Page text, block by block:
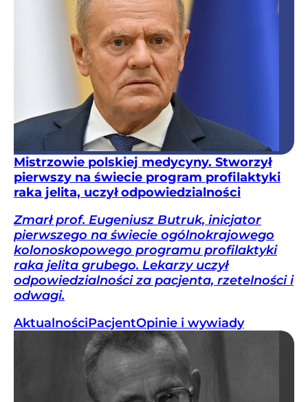
Mistrzowie polskiej medycyny. Stworzył
pierwszy na świecie program profilaktyki
raka jelita, uczył odpowiedzialności
Zmarł prof. Eugeniusz Butruk, inicjator
pierwszego na świecie ogólnokrajowego
kolonoskopowego programu profilaktyki
raka jelita grubego. Lekarzy uczył
odpowiedzialności za pacjenta, rzetelności i
odwagi.
AktualnościPacjentOpinie i wywiady